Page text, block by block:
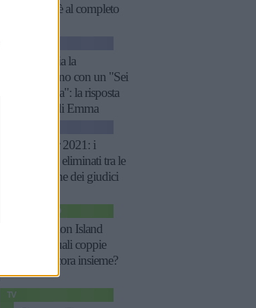
squadra è al completo
I Mutonia la
ringraziano con un "Sei
bellissima": la risposta
perfetta di Emma
X Factor 2021: i
Mutonia eliminati tra le
polemiche dei giudici
SPETTACOLO
Temptation Island
2021: quali coppie
sono ancora insieme?
TV